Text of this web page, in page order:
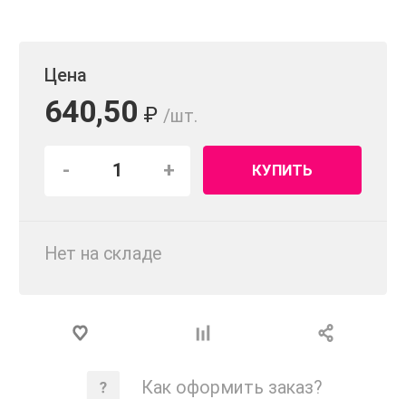
Цена
640,50 ₽ /шт.
- + КУПИТЬ
Нет на складе
Как оформить заказ?